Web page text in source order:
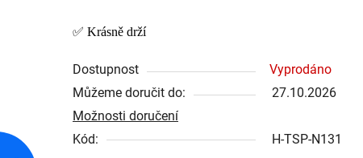
0,0
✅ Krásně drží
Dostupnost
Vyprodáno
Můžeme doručit do:
27.10.2026
Možnosti doručení
Kód:
H-TSP-N131